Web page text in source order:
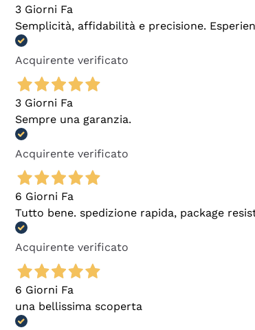
3 Giorni Fa
Semplicità, affidabilità e precisione.
Acquirente verificato
3 Giorni Fa
Sempre una garanzia.
Acquirente verificato
6 Giorni Fa
Tutto bene. spedizione rapida, package
Acquirente verificato
6 Giorni Fa
una bellissima scoperta